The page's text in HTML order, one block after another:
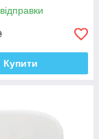
Купити